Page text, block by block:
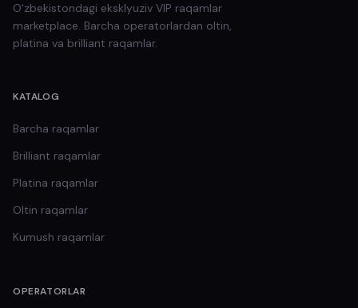
O'zbekistondagi eksklyuziv VIP raqamlar
marketplace. Barcha operatorlardan oltin,
platina va brilliant raqamlar.
KATALOG
Barcha raqamlar
Brilliant raqamlar
Platina raqamlar
Oltin raqamlar
Kumush raqamlar
OPERATORLAR